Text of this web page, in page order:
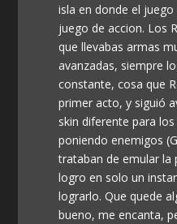
isla en donde el
juego de accion. Los
que llevabas armas
avanzadas, siempre
constante, cosa que
primer acto, y siguió
skin diferente para
poniendo enemigos
trataban de emular la
logro en solo un
lograrlo. Que quede
bueno, me encanta,